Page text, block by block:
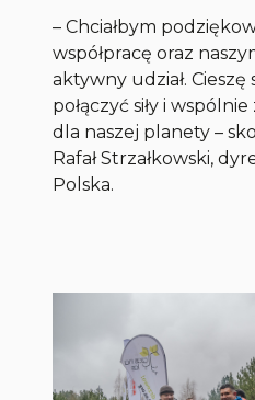
– Chciałbym
współpracę oraz
aktywny udział. Cieszę
połączyć siły i
dla naszej planety –
Rafał Strzałkowski,
Polska.